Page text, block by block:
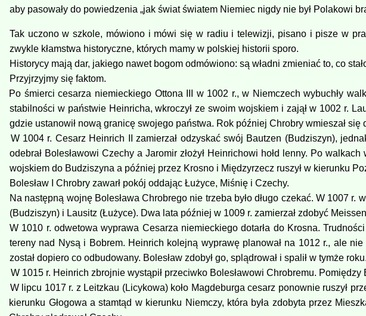
aby pasowały do powiedzenia „jak świat światem Niemiec nigdy nie był Polakowi
Tak uczono w szkole, mówiono i mówi się w radiu i telewizji, pisano i pisze w
zwykle kłamstwa historyczne, których mamy w polskiej historii sporo.
Historycy mają dar, jakiego nawet bogom odmówiono: są władni zmieniać to, co
Przyjrzyjmy się faktom.
Po śmierci cesarza niemieckiego Ottona III w 1002 r., w Niemczech wybuchły
stabilności w państwie Heinricha, wkroczył ze swoim wojskiem i zajął w 1002 r.
gdzie ustanowił nową granicę swojego państwa. Rok później Chrobry wmieszał
W 1004 r. Cesarz Heinrich II zamierzał odzyskać swój Bautzen (Budziszyn),
odebrał Bolesławowi Czechy a Jaromir złożył Heinrichowi hołd lenny. Po
wojskiem do Budziszyna a później przez Krosno i Międzyrzecz ruszył w kierunku
Bolesław I Chrobry zawarł pokój oddając Łużyce, Miśnię i Czechy.
Na następną wojnę Bolesława Chrobrego nie trzeba było długo czekać. W 1007
(Budziszyn) i Lausitz (Łużyce). Dwa lata później w 1009 r. zamierzał zdobyć
W 1010 r. odwetowa wyprawa Cesarza niemieckiego dotarła do Krosna.
tereny nad Nysą i Bobrem. Heinrich kolejną wyprawę planował na 1012 r., ale
został dopiero co odbudowany. Bolesław zdobył go, splądrował i spalił w tymże
W 1015 r. Heinrich zbrojnie wystąpił przeciwko Bolesławowi Chrobremu.
W lipcu 1017 r. z Leitzkau (Licykowa) koło Magdeburga cesarz ponownie ruszył
kierunku Głogowa a stamtąd w kierunku Niemczy, która była zdobyta przez